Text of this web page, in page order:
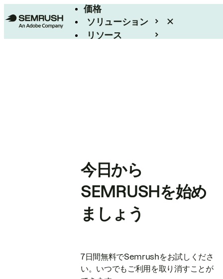
価格
ソリューション
リソース
今日から
SEMRUSHを始め
ましょう
7日間無料でSemrushをお試しくださ
い。いつでもご利用を取り消すことが